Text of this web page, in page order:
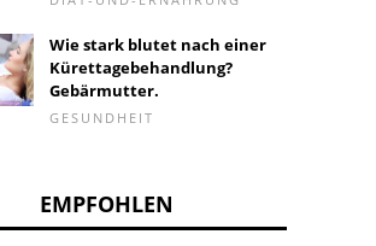
Wie stark blutet nach einer
Kürettagebehandlung?
Gebärmutter.
GESUNDHEIT
EMPFOHLEN